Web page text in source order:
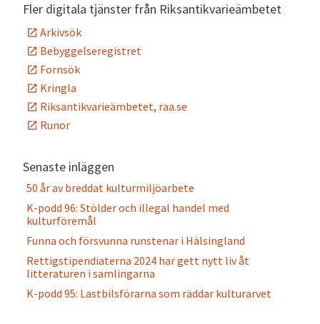
Fler digitala tjänster från Riksantikvarieämbetet
Arkivsök
Bebyggelseregistret
Fornsök
Kringla
Riksantikvarieämbetet, raa.se
Runor
Senaste inläggen
50 år av breddat kulturmiljöarbete
K-podd 96: Stölder och illegal handel med
kulturföremål
Funna och försvunna runstenar i Hälsingland
Rettigstipendiaterna 2024 har gett nytt liv åt
litteraturen i samlingarna
K-podd 95: Lastbilsförarna som räddar kulturarvet